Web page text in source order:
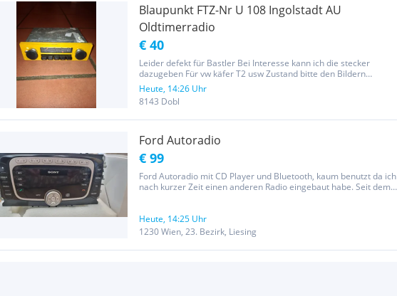
Blaupunkt FTZ-Nr U 108 Ingolstadt AU
Oldtimerradio
€ 40
Leider defekt für Bastler Bei Interesse kann ich die stecker
dazugeben Für vw käfer T2 usw Zustand bitte den Bildern
entnehmen. Der Verkauf erfolgt unter Ausschluss jeglicher
Gewährleistung, Garantie und Rücknahme. Da es sich um einen
Privatverkauf...
Heute, 14:26 Uhr
8143 Dobl
Ford Autoradio
€ 99
Ford Autoradio mit CD Player und Bluetooth, kaum benutzt da ich
nach kurzer Zeit einen anderen Radio eingebaut habe. Seit dem
Heute, 14:25 Uhr
1230 Wien, 23. Bezirk, Liesing